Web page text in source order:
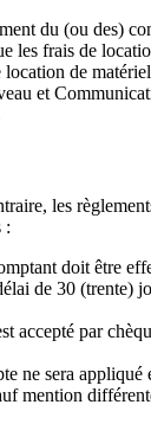
du (ou des)
les frais de
de
et
les
:
doit être
de 30 (trente)
accepté par
ne sera appliqué
mention